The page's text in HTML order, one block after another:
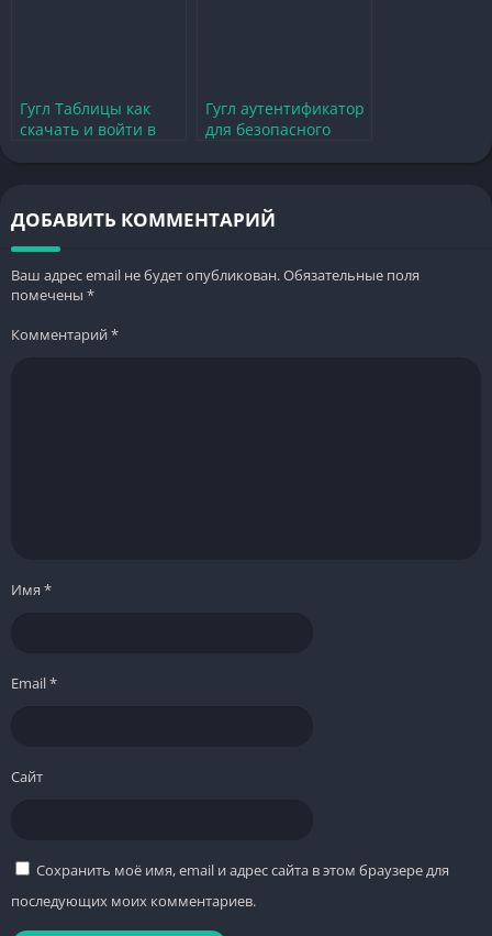
Гугл Таблицы как
скачать и войти в
Гугл аутентификатор
для безопасного
ДОБАВИТЬ КОММЕНТАРИЙ
Ваш адрес email не будет опубликован.Обязательные поля
помечены *
Комментарий*
Имя *
Email*
Сайт
Сохранить моё имя, email и адрес сайта в этом браузере для
последующих моих комментариев.